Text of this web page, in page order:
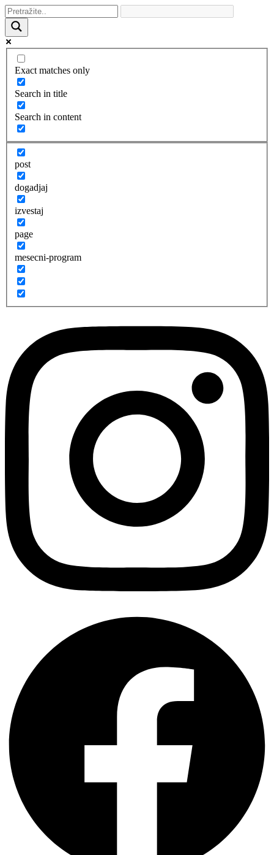
Exact matches only
Search in title
Search in content
post
dogadjaj
izvestaj
page
mesecni-program